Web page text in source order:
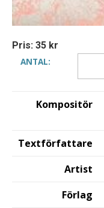
Pris: 35 kr
ANTAL:
Kompositör
Textförfattare
Artist
Förlag